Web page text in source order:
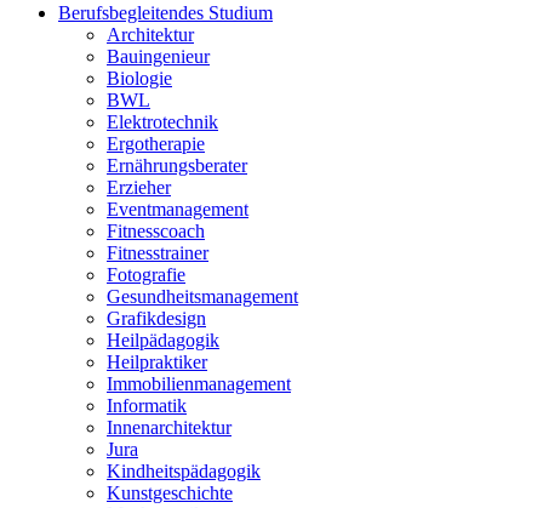
Berufsbegleitendes Studium
Architektur
Bauingenieur
Biologie
BWL
Elektrotechnik
Ergotherapie
Ernährungsberater
Erzieher
Eventmanagement
Fitnesscoach
Fitnesstrainer
Fotografie
Gesundheitsmanagement
Grafikdesign
Heilpädagogik
Heilpraktiker
Immobilienmanagement
Informatik
Innenarchitektur
Jura
Kindheitspädagogik
Kunstgeschichte